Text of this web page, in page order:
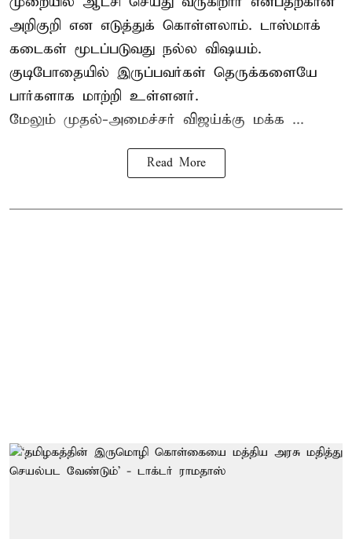
அறிகுறி என எடுத்துக் கொள்ளலாம். டாஸ்மாக்
கடைகள் மூடப்படுவது நல்ல விஷயம்.
குடிபோதையில் இருப்பவர்கள் தெருக்களையே
பார்களாக மாற்றி உள்ளனர்.
மேலும் முதல்-அமைச்சர் விஜய்க்கு மக்க ...
Read More